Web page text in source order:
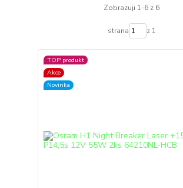
Zobrazuji 1-6 z 6
strana z 1
TOP produkt
Akce
Novinka